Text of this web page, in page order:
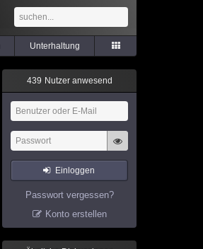
Unterhaltung
439 Nutzer anwesend
Einloggen
Passwort vergessen?
Konto erstellen